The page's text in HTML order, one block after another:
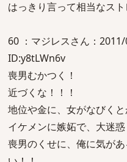
はっきり言って相当なスト
60 ：マジレスさん：
ID:y8tLWn6v
喪男むかつく！
近づくな！！！
地位や金に、女がなびくと
イケメンに嫉妬で、大迷惑
喪男のくせに、俺に気が